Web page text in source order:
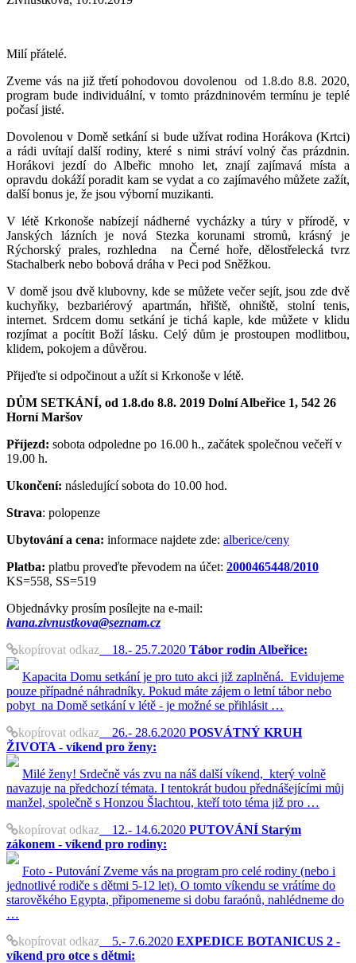
Milí přátelé.
Zveme vás na již třetí pohodovou dovolenou od 1.8.do 8.8. 2020,
program bude individuální, v tomto prázdninovém termínu je teplé
počasí jisté.
Dovolenou v Domě setkání si bude užívat rodina Horákova (Krtci)
a rádi uvítají další rodiny, které s nimi stráví volný čas prázdnin.
Horákovi jezdí do Albeřic mnoho let, znají zajímavá místa a
opravdu dokáží poradit kam se vydat a co zajímavého můžete zažít,
další bonus je, že jsou výborní muzikanti.
V létě Krkonoše nabízejí nádherné vycházky a túry v přírodě, v
Janských lázních je nová Stezka korunami stromů, krásný je
Rýchorský prales, rozhledna na Černé hoře, dělostřelecká tvrz
Stachalberk nebo bobová dráha v Peci pod Sněžkou.
V domě jsou dvě klubovny, kde se můžete večer sejít, jsou zde dvě
kuchyňky, bezbariérový apartmán, hřiště, ohniště, stolní tenis,
internet. Srdcem domu setkání je tichá kaple, kde můžete v klidu
rozjímat a pocítit Boží lásku. Celý dům je prostoupen modlitbou,
klidem, pokojem a důvěrou.
Přijeďte si odpočinout a užít si Krkonoše v létě.
DŮM SETKÁNÍ, od 1.8.do 8.8. 2019 Dolní Albeřice 1, 542 26
Horní Maršov
Příjezd: sobota odpoledne po 16.00 h., začátek společnou večeří v
19.00 h.
Ukončení: následující sobota do 10.00 hod.
Strava: polopenze
Ubytování a cena: informace najdete zde: alberice/ceny
Platba: platbu proveďte převodem na účet: 2000465448/2010
KS=558, SS=519
Objednávky prosím posílejte na e-mail:
ivana.zivnustkova@seznam.cz
kopírovat odkaz 18.- 25.7.2020 Tábor rodin Albeřice:
Kapacita Domu setkání je pro tuto akci již zaplněná. Evidujeme
pouze případné náhradníky. Pokud máte zájem o letní tábor nebo
pobyt na Domě setkání v létě - je možné se přihlásit …
kopírovat odkaz 26.- 28.6.2020 POSVÁTNÝ KRUH
ŽIVOTA - víkend pro ženy:
Milé ženy! Srdečně vás zvu na náš další víkend, který volně
navazuje na předchozí témata. I tentokrát budou přednášejícími můj
manžel, společně s Honzou Šlachtou, kteří toto téma již pro …
kopírovat odkaz 12.- 14.6.2020 PUTOVÁNÍ Starým
zákonem - víkend pro rodiny:
Foto - Putování Zveme vás na program pro celé rodiny (nebo i
jednotlivé rodiče s dětmi 5-12 let). O tomto víkendu se vrátíme do
starověkého Egypta, připomeneme si dobu faraónů, nahlédneme do
…
kopírovat odkaz 5.- 7.6.2020 EXPEDICE BOTANICUS 2 -
víkend pro otce s dětmi: